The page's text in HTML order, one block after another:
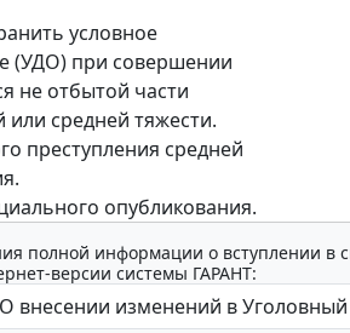
условное
(УДО) при совершении
не отбытой части
средней тяжести.
преступления средней
опубликования.
полной информации о вступлении в
версии системы ГАРАНТ: